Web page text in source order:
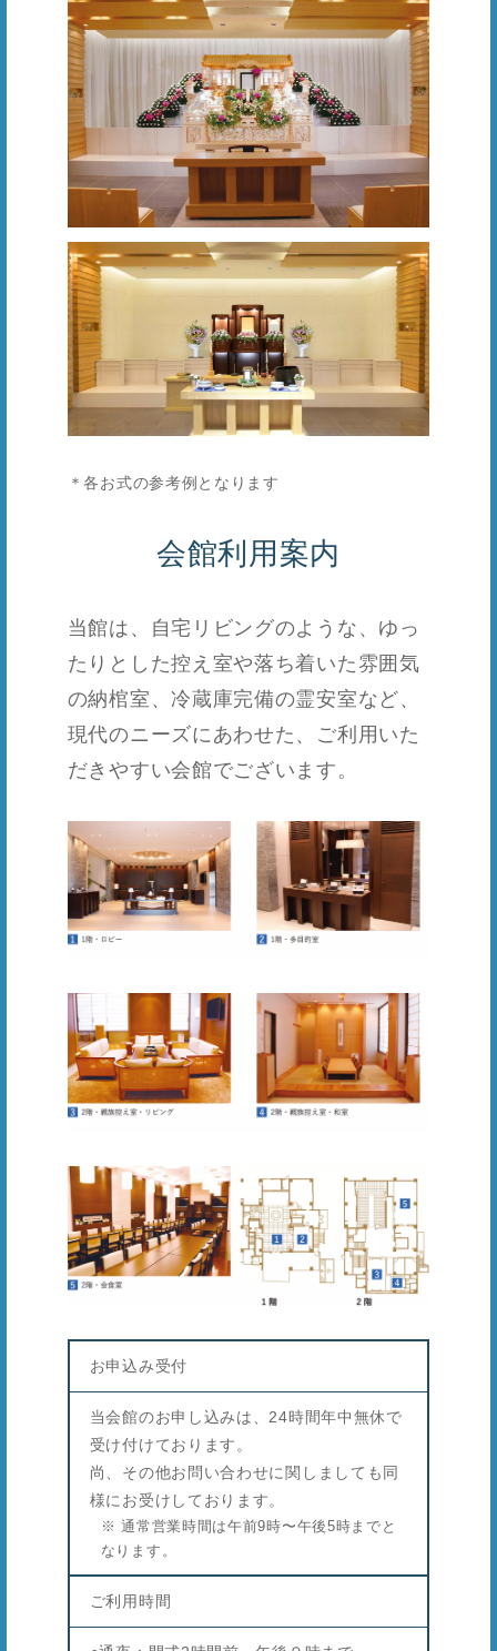
＊各お式の参考例となります
会館利用案内
当館は、自宅リビングのような、ゆっ
たりとした控え室や落ち着いた雰囲気
の納棺室、冷蔵庫完備の霊安室など、
現代のニーズにあわせた、ご利用いた
だきやすい会館でございます。
お申込み受付
当会館のお申し込みは、24時間年中無休で
受け付けております。
尚、その他お問い合わせに関しましても同
様にお受けしております。
※ 通常営業時間は午前9時〜午後5時までと
なります。
ご利用時間